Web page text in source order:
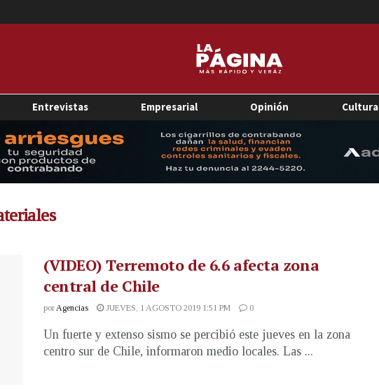
Entrevistas Empresarial Opinión Cultura
(VIDEO) Terremoto de 6.6 afecta zona
central de Chile
porAgencias JUEVES, 1 AGOSTO 2019 1:51 PM 0
Un fuerte y extenso sismo se percibió este jueves en la zona
centro sur de Chile, informaron medio locales. Las ...